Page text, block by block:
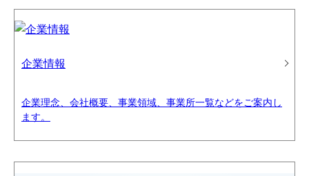
企業情報
企業理念、会社概要、事業領域、事業所一覧などをご案内し
ます。